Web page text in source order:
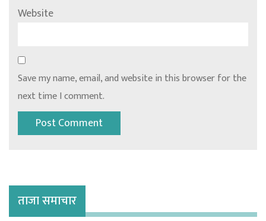
Website
Save my name, email, and website in this browser for the
next time I comment.
ताजा समाचार